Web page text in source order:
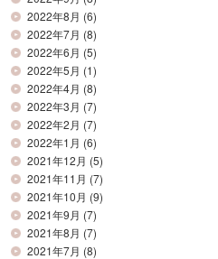
2022年8月 (6)
2022年7月 (8)
2022年6月 (5)
2022年5月 (1)
2022年4月 (8)
2022年3月 (7)
2022年2月 (7)
2022年1月 (6)
2021年12月 (5)
2021年11月 (7)
2021年10月 (9)
2021年9月 (7)
2021年8月 (7)
2021年7月 (8)